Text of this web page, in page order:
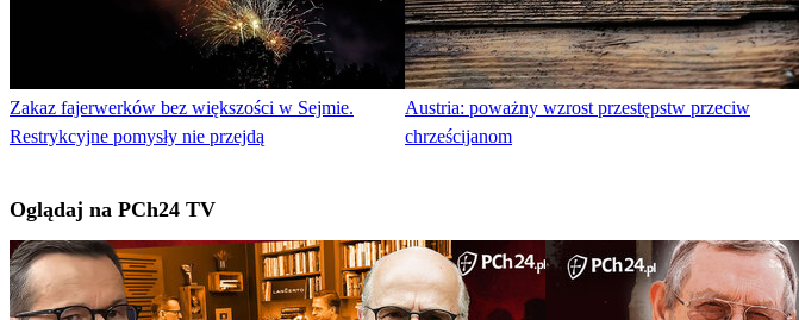
Zakaz fajerwerków bez większości w Sejmie.
Restrykcyjne pomysły nie przejdą
Austria: poważny wzrost przestępstw przeciw
chrześcijanom
Oglądaj na PCh24 TV